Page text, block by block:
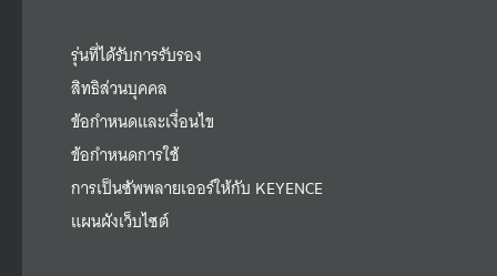
รุ่นที่ได้รับการรับรอง
สิทธิส่วนบุคคล
ข้อกำหนดและเงื่อนไข
ข้อกำหนดการใช้
การเป็นซัพพลายเออร์ให้กับ KEYENCE
แผนผังเว็บไซต์